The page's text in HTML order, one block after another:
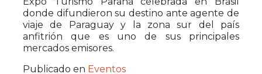
donde difundieron su destino ante agente de
viaje de Paraguay y la zona sur del país
anfitrión que es uno de sus principales
mercados emisores.
Publicado en Eventos